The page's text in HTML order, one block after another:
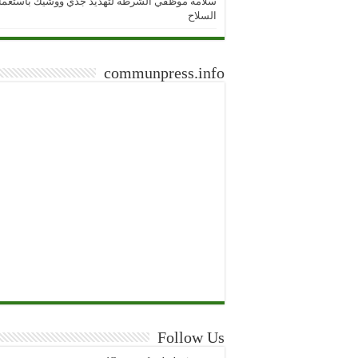
السلاح
communpress.info
Follow Us